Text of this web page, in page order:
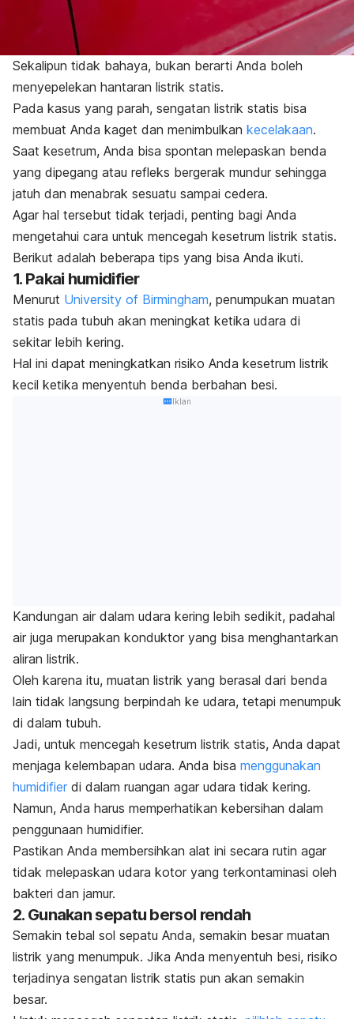
Sekalipun tidak bahaya, bukan berarti Anda boleh
menyepelekan hantaran listrik statis.
Pada kasus yang parah, sengatan listrik statis bisa
membuat Anda kaget dan menimbulkan kecelakaan.
Saat kesetrum, Anda bisa spontan melepaskan benda
yang dipegang atau refleks bergerak mundur sehingga
jatuh dan menabrak sesuatu sampai cedera.
Agar hal tersebut tidak terjadi, penting bagi Anda
mengetahui cara untuk mencegah kesetrum listrik statis.
Berikut adalah beberapa tips yang bisa Anda ikuti.
1. Pakai humidifier
Menurut University of Birmingham, penumpukan muatan
statis pada tubuh akan meningkat ketika udara di
sekitar lebih kering.
Hal ini dapat meningkatkan risiko Anda kesetrum listrik
kecil ketika menyentuh benda berbahan besi.
Iklan
Kandungan air dalam udara kering lebih sedikit, padahal
air juga merupakan konduktor yang bisa menghantarkan
aliran listrik.
Oleh karena itu, muatan listrik yang berasal dari benda
lain tidak langsung berpindah ke udara, tetapi menumpuk
di dalam tubuh.
Jadi, untuk mencegah kesetrum listrik statis, Anda dapat
menjaga kelembapan udara. Anda bisa menggunakan
humidifier di dalam ruangan agar udara tidak kering.
Namun, Anda harus memperhatikan kebersihan dalam
penggunaan humidifier.
Pastikan Anda membersihkan alat ini secara rutin agar
tidak melepaskan udara kotor yang terkontaminasi oleh
bakteri dan jamur.
2. Gunakan sepatu bersol rendah
Semakin tebal sol sepatu Anda, semakin besar muatan
listrik yang menumpuk. Jika Anda menyentuh besi, risiko
terjadinya sengatan listrik statis pun akan semakin
besar.